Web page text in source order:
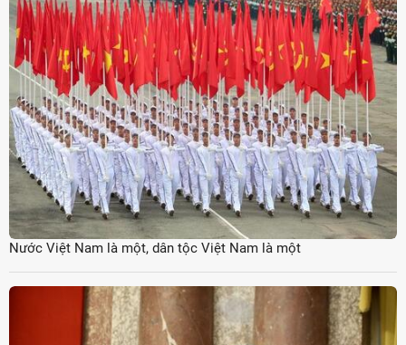
Nước Việt Nam là một, dân tộc Việt Nam là một